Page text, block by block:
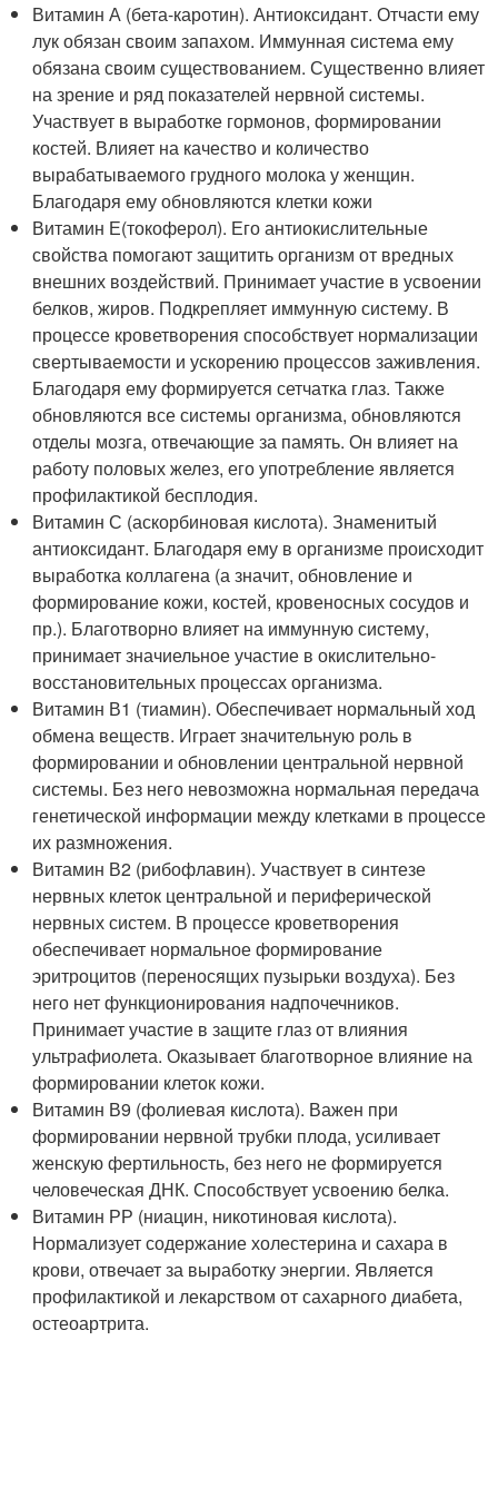
Витамин А (бета-каротин). Антиоксидант. Отчасти ему
лук обязан своим запахом. Иммунная система ему
обязана своим существованием. Существенно влияет
на зрение и ряд показателей нервной системы.
Участвует в выработке гормонов, формировании
костей. Влияет на качество и количество
вырабатываемого грудного молока у женщин.
Благодаря ему обновляются клетки кожи
Витамин Е(токоферол). Его антиокислительные
свойства помогают защитить организм от вредных
внешних воздействий. Принимает участие в усвоении
белков, жиров. Подкрепляет иммунную систему. В
процессе кроветворения способствует нормализации
свертываемости и ускорению процессов заживления.
Благодаря ему формируется сетчатка глаз. Также
обновляются все системы организма, обновляются
отделы мозга, отвечающие за память. Он влияет на
работу половых желез, его употребление является
профилактикой бесплодия.
Витамин С (аскорбиновая кислота). Знаменитый
антиоксидант. Благодаря ему в организме происходит
выработка коллагена (а значит, обновление и
формирование кожи, костей, кровеносных сосудов и
пр.). Благотворно влияет на иммунную систему,
принимает значиельное участие в окислительно-
восстановительных процессах организма.
Витамин В1 (тиамин). Обеспечивает нормальный ход
обмена веществ. Играет значительную роль в
формировании и обновлении центральной нервной
системы. Без него невозможна нормальная передача
генетической информации между клетками в процессе
их размножения.
Витамин В2 (рибофлавин). Участвует в синтезе
нервных клеток центральной и периферической
нервных систем. В процессе кроветворения
обеспечивает нормальное формирование
эритроцитов (переносящих пузырьки воздуха). Без
него нет функционирования надпочечников.
Принимает участие в защите глаз от влияния
ультрафиолета. Оказывает благотворное влияние на
формировании клеток кожи.
Витамин В9 (фолиевая кислота). Важен при
формировании нервной трубки плода, усиливает
женскую фертильность, без него не формируется
человеческая ДНК. Способствует усвоению белка.
Витамин РР (ниацин, никотиновая кислота).
Нормализует содержание холестерина и сахара в
крови, отвечает за выработку энергии. Является
профилактикой и лекарством от сахарного диабета,
остеоартрита.